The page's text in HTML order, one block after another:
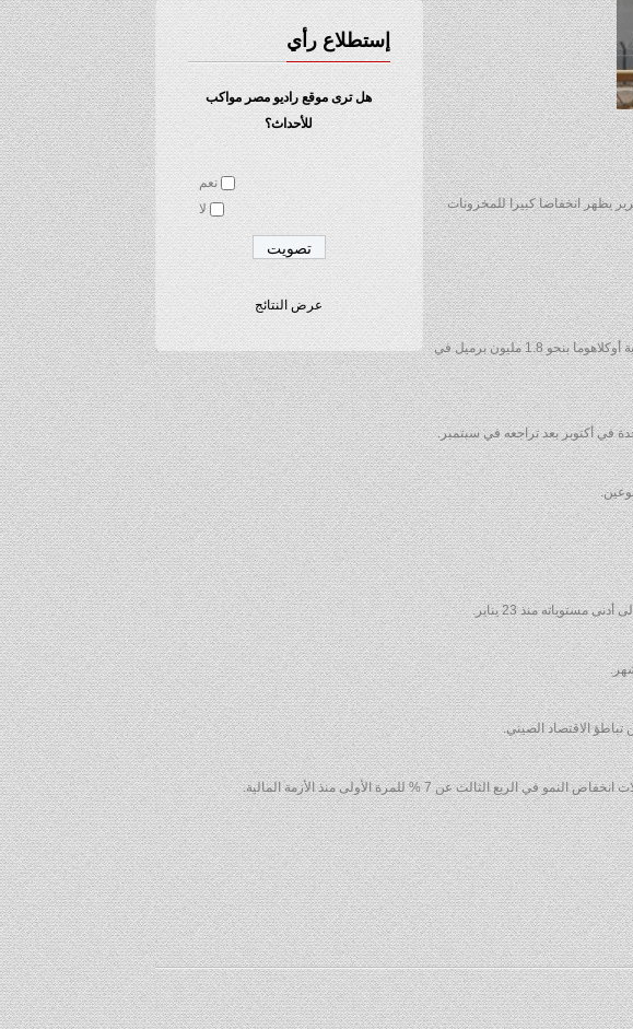
إستطلاع رأي
هل ترى موقع راديو مصر مواكب
للأحداث؟
نعم
لا
عرض النتائج
بعد صدور تقرير يظهر انخفاضا كبيرا للمخزونات
غير أن تقريرا من شركة جينسكيب لمعلومات السوق قدر انخفاض المخزون في نقطة تسليم عقود الخام الأمريكي في كاشينج بولاية أوكلاهوما بنحو 1.8 مليون برميل في
في أكتوبر بعد تراجعه في سبتمبر.
عن 7 % للمرة الأولى منذ الأزمة المالية.